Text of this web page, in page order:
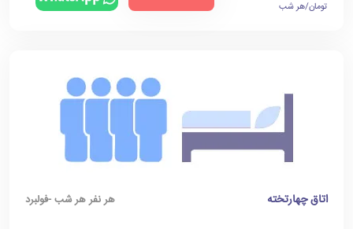
تومان/هر شب
اتاق چهارتخته هر نفر هر شب -فولبرد